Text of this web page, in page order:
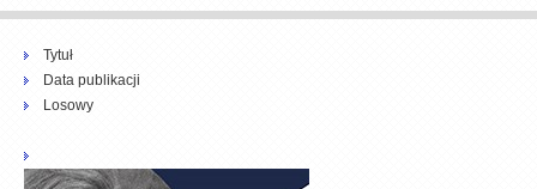
Tytuł
Data publikacji
Losowy